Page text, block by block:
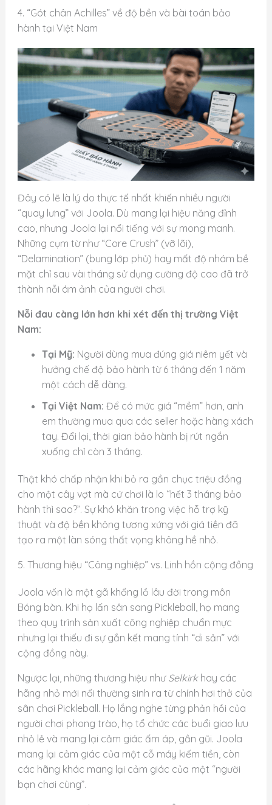
4. “Gót chân Achilles” về độ bền và bài toán bảo
hành tại Việt Nam
Đây có lẽ là lý do thực tế nhất khiến nhiều người
“quay lưng” với Joola. Dù mang lại hiệu năng đỉnh
cao, nhưng Joola lại nổi tiếng với sự mong manh.
Những cụm từ như “Core Crush” (vỡ lõi),
“Delamination” (bung lớp phủ) hay mất độ nhám bề
mặt chỉ sau vài tháng sử dụng cường độ cao đã trở
thành nỗi ám ảnh của người chơi.
Nỗi đau càng lớn hơn khi xét đến thị trường Việt
Nam:
Tại Mỹ: Người dùng mua đúng giá niêm yết và
hưởng chế độ bảo hành từ 6 tháng đến 1 năm
một cách dễ dàng.
Tại Việt Nam: Để có mức giá “mềm” hơn, anh
em thường mua qua các seller hoặc hàng xách
tay. Đổi lại, thời gian bảo hành bị rút ngắn
xuống chỉ còn 3 tháng.
Thật khó chấp nhận khi bỏ ra gần chục triệu đồng
cho một cây vợt mà cứ chơi là lo “hết 3 tháng bảo
hành thì sao?”. Sự khó khăn trong việc hỗ trợ kỹ
thuật và độ bền không tương xứng với giá tiền đã
tạo ra một làn sóng thất vọng không hề nhỏ.
5. Thương hiệu “Công nghiệp” vs. Linh hồn cộng đồng
Joola vốn là một gã khổng lồ lâu đời trong môn
Bóng bàn. Khi họ lấn sân sang Pickleball, họ mang
theo quy trình sản xuất công nghiệp chuẩn mực
nhưng lại thiếu đi sự gắn kết mang tính “di sản” với
cộng đồng này.
Ngược lại, những thương hiệu như Selkirkhay các
hãng nhỏ mới nổi thường sinh ra từ chính hơi thở của
sân chơi Pickleball. Họ lắng nghe từng phản hồi của
người chơi phong trào, họ tổ chức các buổi giao lưu
nhỏ lẻ và mang lại cảm giác ấm áp, gần gũi. Joola
mang lại cảm giác của một cỗ máy kiếm tiền, còn
các hãng khác mang lại cảm giác của một “người
bạn chơi cùng”.